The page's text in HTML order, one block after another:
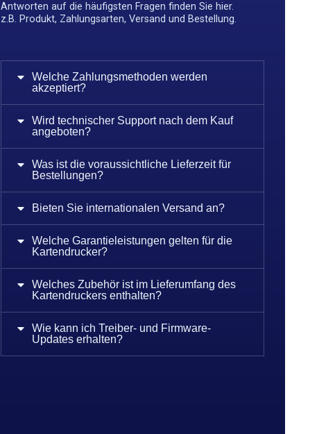
Antworten auf die häufigsten Fragen finden Sie hier.
z.B. Produkt, Zahlungsarten, Versand und Bestellung.
Welche Zahlungsmethoden werden
akzeptiert?
Wird technischer Support nach dem Kauf
angeboten?
Was ist die voraussichtliche Lieferzeit für
Bestellungen?
Bieten Sie internationalen Versand an?
Welche Garantieleistungen gelten für die
Kartendrucker?
Welches Zubehör ist im Lieferumfang des
Kartendruckers enthalten?
Wie kann ich Treiber- und Firmware-
Updates erhalten?